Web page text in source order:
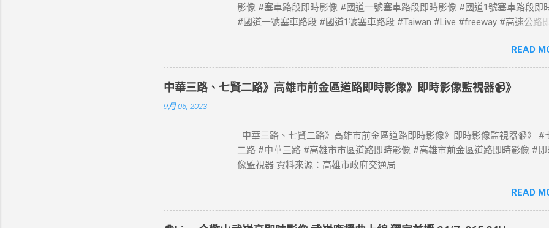
影像 #塞車路段即時影像 #國道一號塞車路段即時影像 #國道1號塞車路段即
#國道一號塞車路段 #國道1號塞車路段 #Taiwan #Live #freeway #高速公路
網站資料開放宣告 https://www.freeway.gov.tw/Publish.aspx?cnid=1660READ
中華三路、七賢二路》高雄市前金區道路即時影像》即時影像監視器📹》
9月 06, 2023
中華三路、七賢二路》高雄市前金區道路即時影像》即時影像監視器📹》 #
二路 #中華三路 #高雄市市區道路即時影像 #高雄市前金區道路即時影像 #即
像監視器 資料來源：高雄市政府交通局
READ